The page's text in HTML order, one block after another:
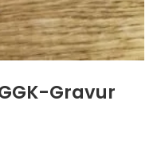
Gravur